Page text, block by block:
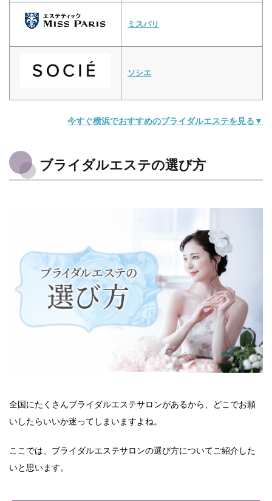
ミスパリ
ソシエ
今すぐ横浜でおすすめのブライダルエステを見る▼
ブライダルエステの選び方
全国にたくさんブライダルエステサロンがあるから、どこでお願
いしたらいいか迷ってしまいますよね。
ここでは、ブライダルエステサロンの選び方についてご紹介した
いと思います。